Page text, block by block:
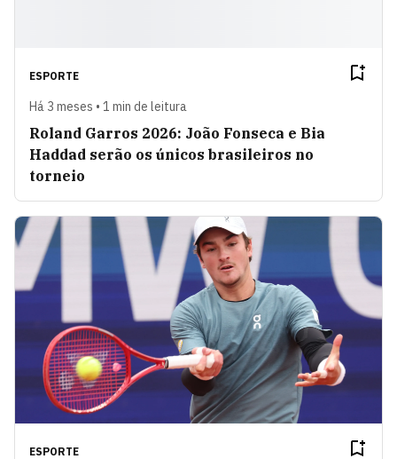
ESPORTE
Há 3 meses • 1 min de leitura
Roland Garros 2026: João Fonseca e Bia
Haddad serão os únicos brasileiros no
torneio
ESPORTE